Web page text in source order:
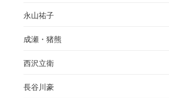
永山祐子
成瀬・猪熊
西沢立衛
長谷川豪